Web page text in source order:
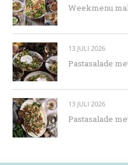
Weekmenu
13 JULI 2026
Pastasalade
13 JULI 2026
Pastasalade